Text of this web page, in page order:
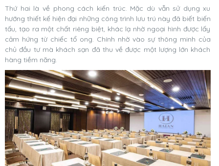
Thứ hai là về phong cách kiến trúc. Mặc dù vẫn sử dụng xu
hướng thiết kế hiện đại những công trình lưu trú này đã biết biến
tấu, tạo ra một chất riêng biệt, khác lạ nhờ ngoại hình được lấy
cảm hứng từ chiếc tổ ong. Chính nhờ vào sự thông minh của
chủ đầu tư mà khách sạn đã thu về được một lượng lớn khách
hàng tiềm năng.